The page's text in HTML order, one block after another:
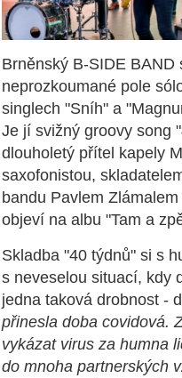
Brněnský B-SIDE BAND
neprozkoumané pole
singlech "Sníh" a
Je jí svižný groovy song
dlouholetý přítel kapely
saxofonistou,
bandu Pavlem
objeví na albu "Tam a
Skladba "40 týdnů" si s
s neveselou situací, kdy
jedna taková drobnost -
přinesla doba covidová.
vykázat virus za humna
do mnoha partnerských